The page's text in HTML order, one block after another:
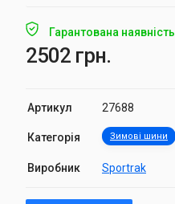
Гарантована наявність
2502 грн.
Артикул 27688
Категорія Зимові шини
Виробник Sportrak